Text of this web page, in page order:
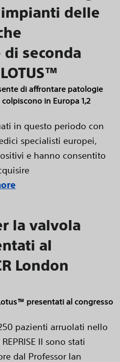
delle
seconda
di affrontare patologie
in Europa 1,2
in questo periodo con
specialisti europei,
e hanno consentito
la valvola
al
London
presentati al congresso
pazienti arruolati nello
II sono stati
dal Professor Ian